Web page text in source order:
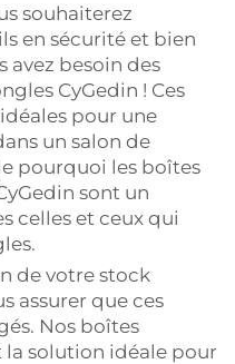
souhaiterez
en sécurité et bien
avez besoin des
CyGedin ! Ces
pour une
un salon de
pourquoi les boîtes
sont un
celles et ceux qui
de votre stock
assurer que ces
Nos boîtes
la solution idéale pour